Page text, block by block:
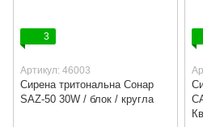
3
Артикул: 46003
Сирена тритональна Сонар
SAZ-50 30W / блок / кругла